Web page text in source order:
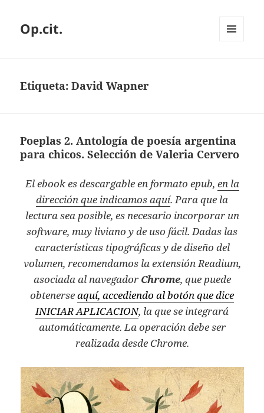
Op.cit.
Etiqueta:David Wapner
Poeplas 2. Antología de poesía argentina
para chicos. Selección de Valeria Cervero
El ebook es descargable en formato epub, en la
dirección que indicamos aquí. Para que la
lectura sea posible, es necesario incorporar un
software, muy liviano y de uso fácil. Dadas las
características tipográficas y de diseño del
volumen, recomendamos la extensión Readium,
asociada al navegador Chrome, que puede
obtenerseaquí, accediendo al botón que dice
INICIAR APLICACION, la que se integrará
automáticamente. La operación debe ser
realizada desde Chrome.